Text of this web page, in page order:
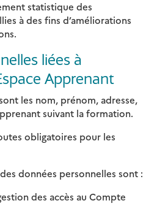
statistique des
à des fins d’améliorations
liées à
Apprenant
les nom, prénom, adresse,
suivant la formation.
obligatoires pour les
données personnelles sont :
des accès au Compte